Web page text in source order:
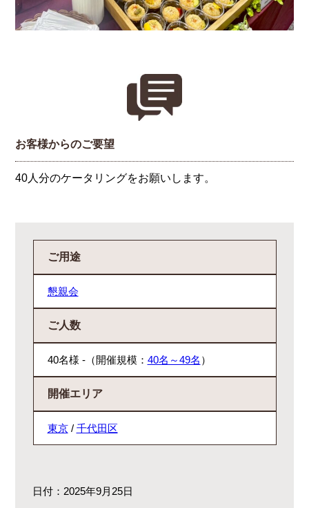
お客様からのご要望
40人分のケータリングをお願いします。
ご用途
懇親会
ご人数
40名様 -（開催規模： 40名～49名 ）
開催エリア
東京/ 千代田区
日付：2025年9月25日